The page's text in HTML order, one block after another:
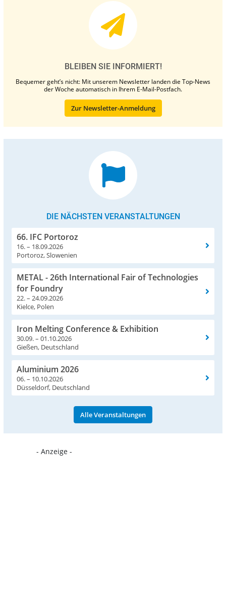
BLEIBEN SIE INFORMIERT!
Bequemer geht’s nicht: Mit unserem Newsletter landen die Top-News
der Woche automatisch in Ihrem E-Mail-Postfach.
Zur Newsletter-Anmeldung
DIE NÄCHSTEN VERANSTALTUNGEN
66. IFC Portoroz
16. – 18.09.2026
Portoroz, Slowenien
METAL - 26th International Fair of Technologies
for Foundry
22. – 24.09.2026
Kielce, Polen
Iron Melting Conference & Exhibition
30.09. – 01.10.2026
Gießen, Deutschland
Aluminium 2026
06. – 10.10.2026
Düsseldorf, Deutschland
Alle Veranstaltungen
- Anzeige -